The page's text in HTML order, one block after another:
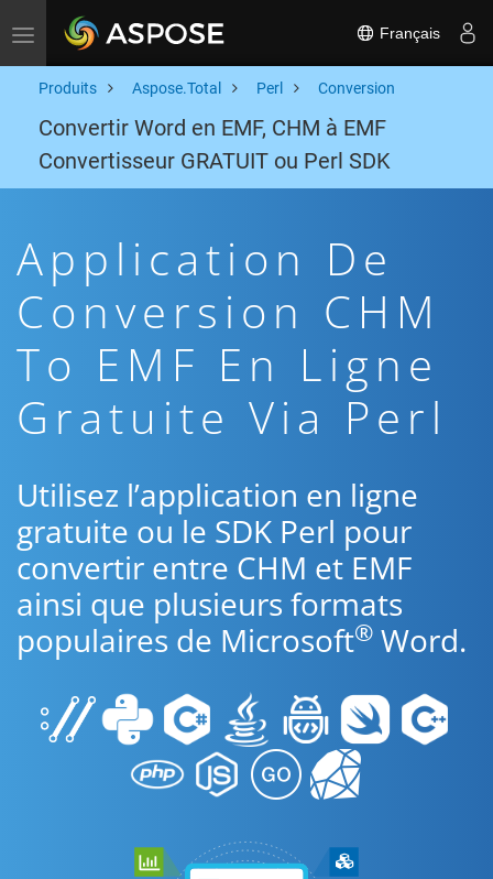
Toggle navigation Français
Produits Aspose.Total Perl Conversion
Convertir Word en EMF, CHM à EMF
Convertisseur GRATUIT ou Perl SDK
Application De
Conversion CHM
To EMF En Ligne
Gratuite Via Perl
Utilisez l’application en ligne
gratuite ou le SDK Perl pour
convertir entre CHM et EMF
ainsi que plusieurs formats
populaires de Microsoft® Word.